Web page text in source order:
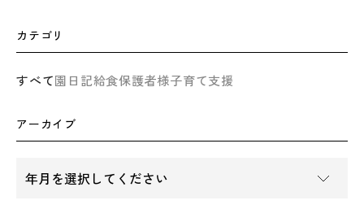
カテゴリ
すべて園日記給食保護者様子育て支援
アーカイブ